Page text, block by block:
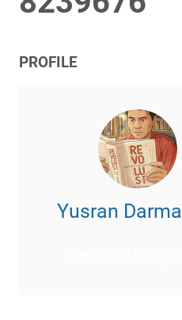
PROFILE
Yusran